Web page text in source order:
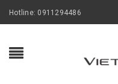
Hotline: 0911294486